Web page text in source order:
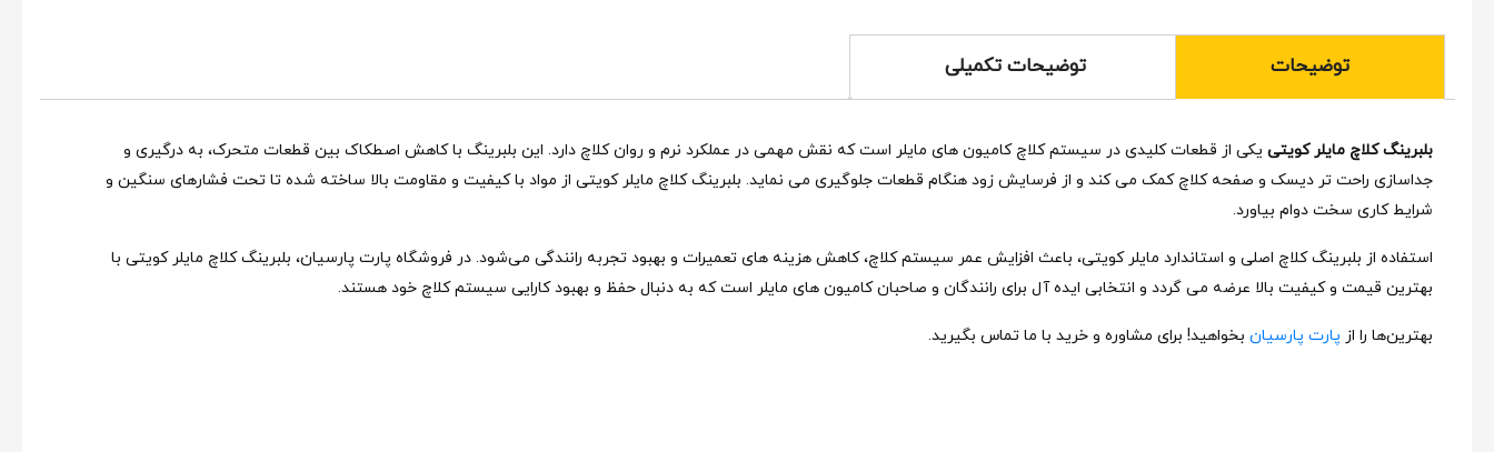
توضیحات توضیحات تکمیلی
بلبرینگ کلاچ مایلر کویتی یکی از قطعات کلیدی در سیستم کلاچ کامیون‌ های مایلر است که نقش مهمی در عملکرد نرم و روان کلاچ دارد. این بلبرینگ با کاهش اصطکاک بین قطعات متحرک، به درگیری و
جداسازی راحت‌ تر دیسک و صفحه کلاچ کمک می‌ کند و از فرسایش زود هنگام قطعات جلوگیری می‌ نماید. بلبرینگ کلاچ مایلر کویتی از مواد با کیفیت و مقاومت بالا ساخته شده تا تحت فشارهای سنگین و
شرایط کاری سخت دوام بیاورد.
استفاده از بلبرینگ کلاچ اصلی و استاندارد مایلر کویتی، باعث افزایش عمر سیستم کلاچ، کاهش هزینه‌ های تعمیرات و بهبود تجربه رانندگی می‌شود. در فروشگاه پارت پارسیان، بلبرینگ کلاچ مایلر کویتی با
بهترین قیمت و کیفیت بالا عرضه می‌ گردد و انتخابی ایده‌ آل برای رانندگان و صاحبان کامیون‌ های مایلر است که به دنبال حفظ و بهبود کارایی سیستم کلاچ خود هستند.
بهترین‌ها را از پارت پارسیان بخواهید! برای مشاوره و خرید با ما تماس بگیرید.